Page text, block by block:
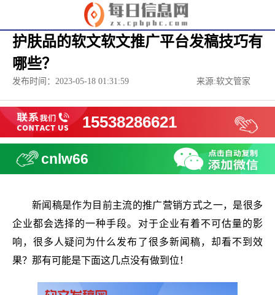
护肤品的软文软文推广平台发稿技巧有
哪些？
发布时间：2023-05-18 01:31:59 来源:软文管家
15538286621
cnlw66
新闻稿是作为目前主流的推广营销方式之一，是很多
企业都会选择的一种手段。对于企业有着不可估量的影
响，很多人疑问为什么发布了很多新闻稿，却看不到效
果？那有可能是下面这几点没有做到位！